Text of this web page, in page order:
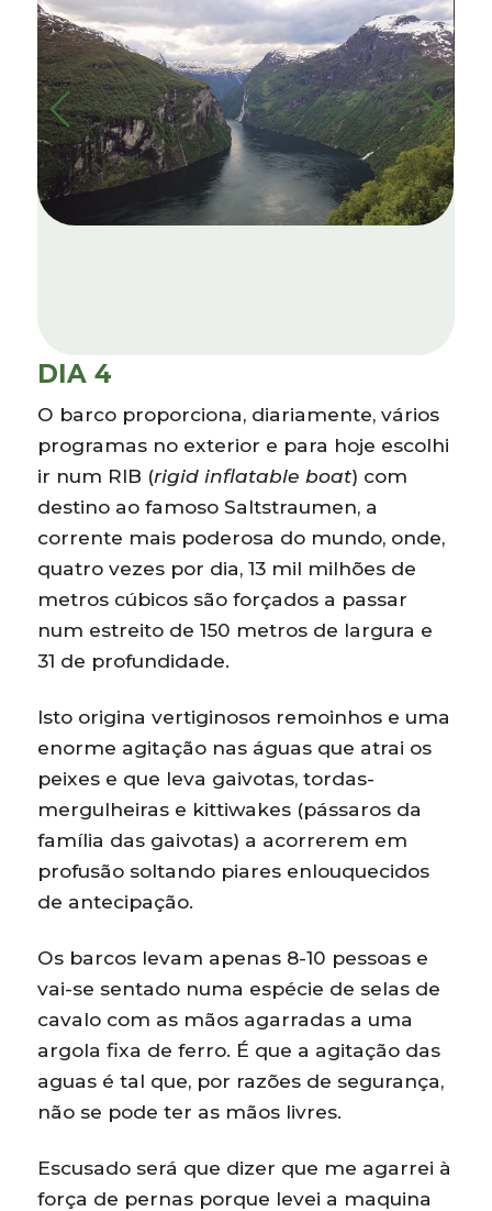
DIA 4
O barco proporciona, diariamente, vários
programas no exterior e para hoje escolhi
ir num RIB (rigid inflatable boat) com
destino ao famoso Saltstraumen, a
corrente mais poderosa do mundo, onde,
quatro vezes por dia, 13 mil milhões de
metros cúbicos são forçados a passar
num estreito de 150 metros de largura e
31 de profundidade.
Isto origina vertiginosos remoinhos e uma
enorme agitação nas águas que atrai os
peixes e que leva gaivotas, tordas-
mergulheiras e kittiwakes (pássaros da
família das gaivotas) a acorrerem em
profusão soltando piares enlouquecidos
de antecipação.
Os barcos levam apenas 8-10 pessoas e
vai-se sentado numa espécie de selas de
cavalo com as mãos agarradas a uma
argola fixa de ferro. É que a agitação das
aguas é tal que, por razões de segurança,
não se pode ter as mãos livres.
Escusado será que dizer que me agarrei à
força de pernas porque levei a maquina